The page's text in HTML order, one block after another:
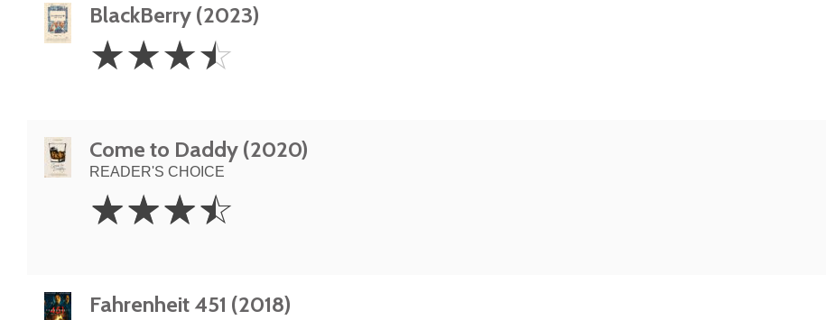
BlackBerry (2023)
3.5
Stars
☆☆☆☆
Come to Daddy (2020)
READER'S CHOICE
3.5
Stars
☆☆☆☆
Fahrenheit 451 (2018)